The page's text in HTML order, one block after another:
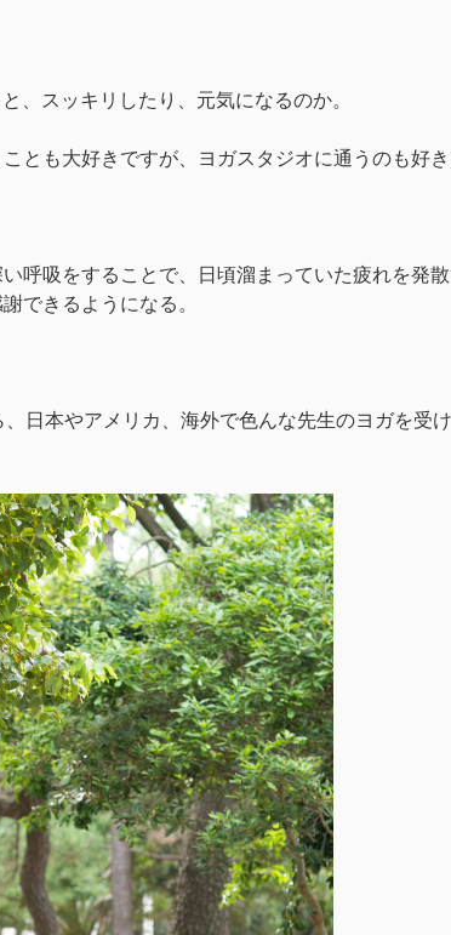
、スッキリしたり、元気になるのか。
とも大好きですが、ヨガスタジオに通うのも好
呼吸をすることで、日頃溜まっていた疲れを発
できるようになる。
日本やアメリカ、海外で色んな先生のヨガを受け